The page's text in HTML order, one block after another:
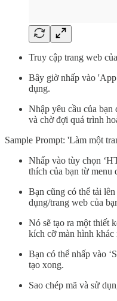
Truy cập trang web
Bây giờ nhấp vào
dụng.
Nhập yêu cầu của bạn
và chờ đợi quá trình
Sample Prompt: 'Làm một
Nhấp vào tùy chọn
thích của bạn từ menu
Bạn cũng có thể tải
dụng/trang web của
Nó sẽ tạo ra một thiết
kích cỡ màn hình khác
Bạn có thể nhấp vào
tạo xong.
Sao chép mã và sử